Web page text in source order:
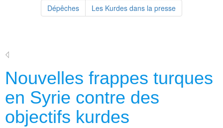
Dépêches Les Kurdes dans la presse
Nouvelles frappes turques
en Syrie contre des
objectifs kurdes